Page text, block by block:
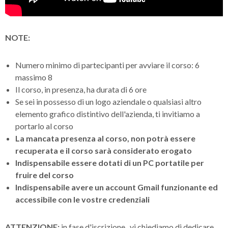
NOTE:
Numero minimo di partecipanti per avviare il corso: 6
massimo 8
Il corso, in presenza, ha durata di 6 ore
Se sei in possesso di un logo aziendale o qualsiasi altro
elemento grafico distintivo dell'azienda, ti invitiamo a
portarlo al corso
La mancata presenza al corso, non potrà essere
recuperata e il corso sarà considerato erogato
Indispensabile essere dotati di un PC portatile per
fruire del corso
Indispensabile avere un account Gmail funzionante ed
accessibile con le vostre credenziali